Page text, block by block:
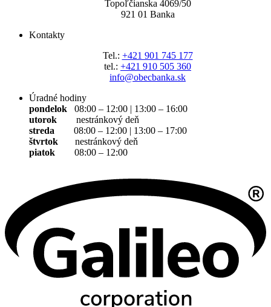
Topoľčianska 4069/50
921 01 Banka
Kontakty
Tel.: +421 901 745 177
tel.: +421 910 505 360
info@obecbanka.sk
Úradné hodiny
pondelok
08:00 – 12:00 | 13:00 – 16:00
utorok nestránkový deň
streda 08:00 – 12:00 | 13:00 – 17:00
štvrtok nestránkový deň
piatok 08:00 – 12:00